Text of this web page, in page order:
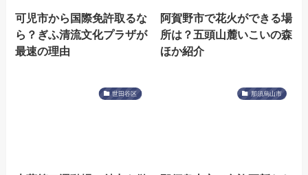
可児市から国際免許取るな
ら？ぎふ清流文化プラザが
最速の理由
阿賀野市で花火ができる場
所は？五頭山麓いこいの森
ほか紹介
世田谷区 那須烏山市